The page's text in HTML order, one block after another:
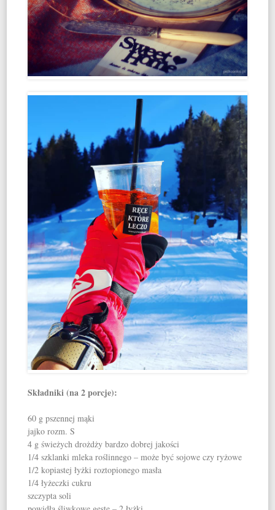
Składniki (na 2 porcje):
60 g pszennej mąki
jajko rozm. S
4 g świeżych drożdży bardzo dobrej jakości
1/4 szklanki mleka roślinnego – może być sojowe czy ryżowe
1/2 kopiastej łyżki roztopionego masła
1/4 łyżeczki cukru
szczypta soli